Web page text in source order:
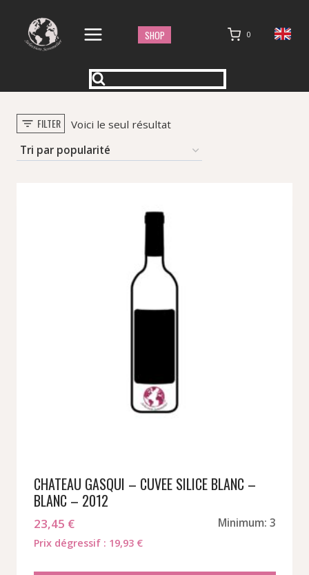
contenu
SHOP 0
FILTER Voici le seul résultat
CHATEAU GASQUI – CUVEE SILICE BLANC –
BLANC – 2012
23,45 € Minimum: 3
Prix dégressif : 19,93 €